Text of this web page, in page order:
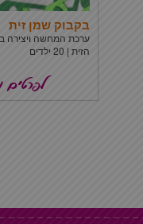
בקבוק שמן זית
ערכת המחשה ויצירה
הזית | 20 ילדים